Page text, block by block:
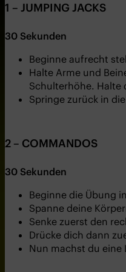
1 – JUMPING JACKS
30 Sekunden
Beginne aufrecht
Halte Arme und
Schulterhöhe. Halte
Springe zurück in
2 – COMMANDOS
30 Sekunden
Beginne die Übung
Spanne deine
Senke zuerst den
Drücke dich dann
Nun machst du eine